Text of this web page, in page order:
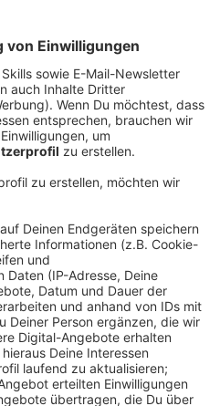
Situation findet sich eine
Jester,
Caleb und Yasha.
Wunden und
ihr Zusammenhalt
Prime Video